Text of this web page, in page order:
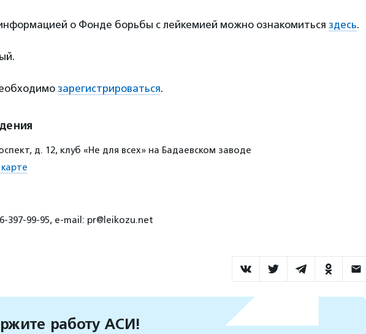
о Фонде борьбы с лейкемией можно ознакомиться здесь.
зарегистрироваться.
д. 12, клуб «Не для всех» на Бадаевском заводе
397-99-95, e-mail: pr@leikozu.net
работу АСИ!